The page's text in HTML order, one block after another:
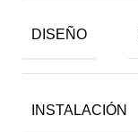
DISEÑO
INSTALACIÓN